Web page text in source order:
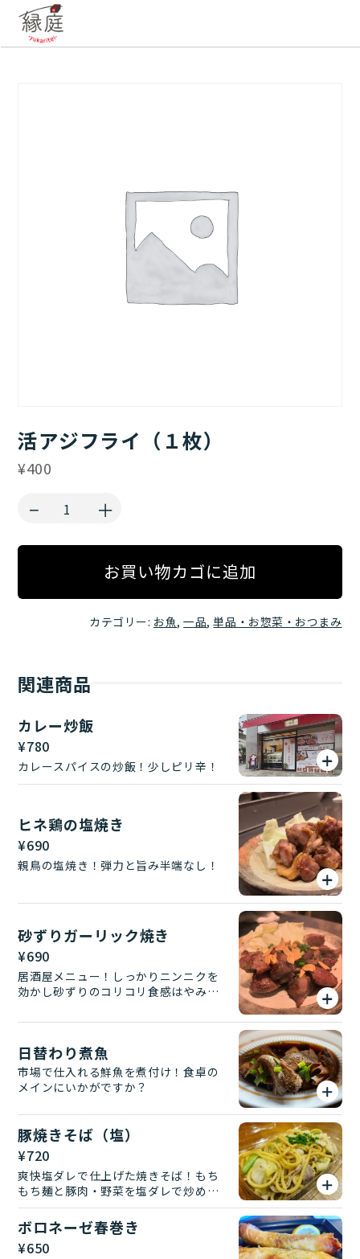
活アジフライ（１枚）
¥400
− ＋
お買い物カゴに追加
カテゴリー: お魚,一品,単品・お惣菜・おつまみ
関連商品
カレー炒飯
¥780
カレースパイスの炒飯！少しピリ辛！
ヒネ鶏の塩焼き
¥690
親鳥の塩焼き！弾力と旨み半端なし！
砂ずりガーリック焼き
¥690
居酒屋メニュー！しっかりニンニクを
効かし砂ずりのコリコリ食感はやみつ
日替わり煮魚
市場で仕入れる鮮魚を煮付け！食卓の
メインにいかがですか？
豚焼きそば（塩）
¥720
爽快塩ダレで仕上げた焼きそば！もち
もち麺と豚肉・野菜を塩ダレで炒め、
さっぱりしながらも旨味たっぷり。後
味すっきりで飽きずに楽しめる満足の
一皿。
ボロネーゼ春巻き
¥650